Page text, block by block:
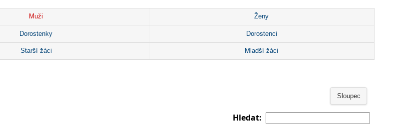
Muži Ženy
Dorostenky Dorostenci
Starší žáci Mladší žáci
Sloupec
Hledat: